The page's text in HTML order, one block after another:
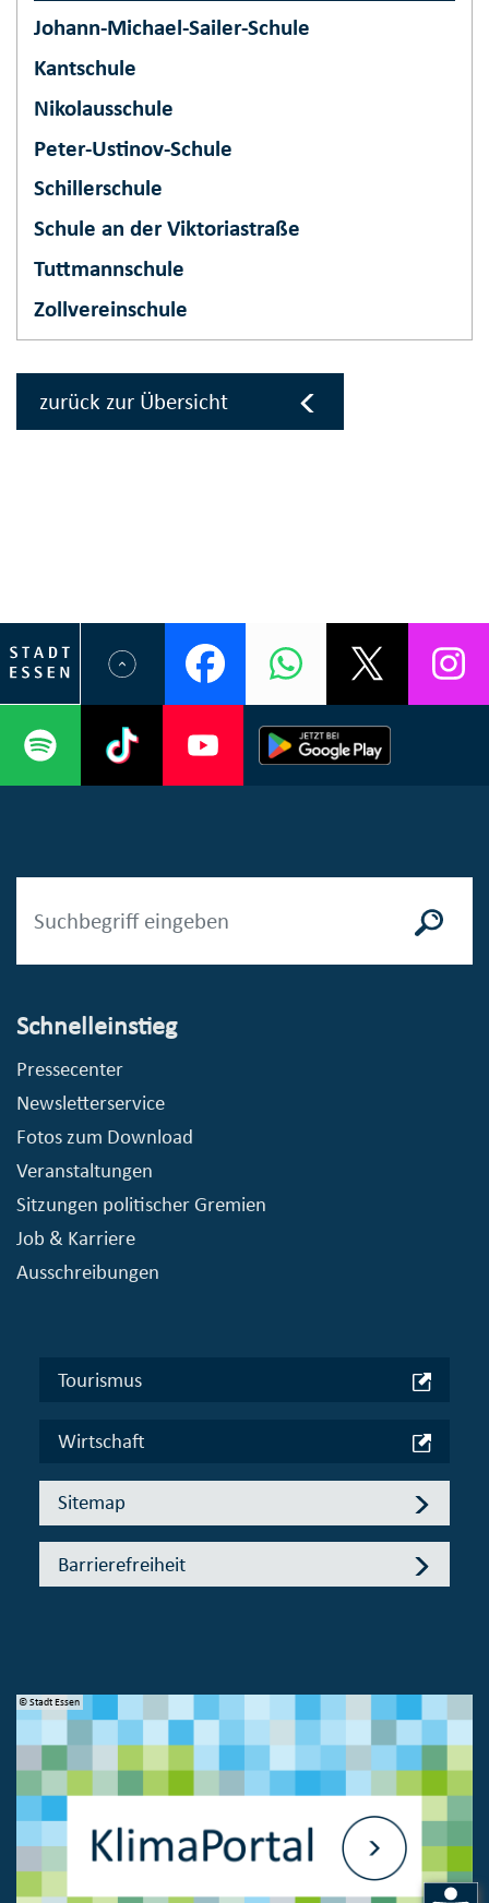
Johann-Michael-Sailer-Schule
Kantschule
Nikolausschule
Peter-Ustinov-Schule
Schillerschule
Schule an der Viktoriastraße
Tuttmannschule
Zollvereinschule
zurück zur Übersicht
Schnelleinstieg
Pressecenter
Newsletterservice
Fotos zum Download
Veranstaltungen
Sitzungen politischer Gremien
Job & Karriere
Ausschreibungen
Tourismus
Wirtschaft
Sitemap
Barrierefreiheit
© Stadt Essen